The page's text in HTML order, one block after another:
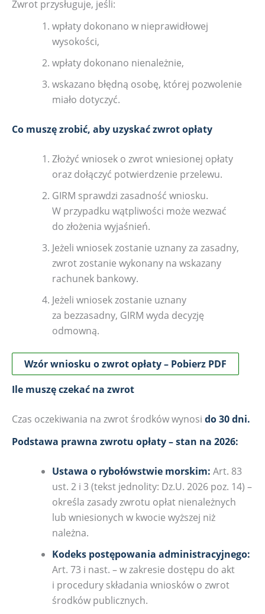
Zwrot przysługuje, jeśli:
wpłaty dokonano w nieprawidłowej
wysokości,
wpłaty dokonano nienależnie,
wskazano błędną osobę, której pozwolenie
miało dotyczyć.
Co muszę zrobić, aby uzyskać zwrot opłaty
Złożyć wniosek o zwrot wniesionej opłaty
oraz dołączyć potwierdzenie przelewu.
GIRM sprawdzi zasadność wniosku.
W przypadku wątpliwości może wezwać
do złożenia wyjaśnień.
Jeżeli wniosek zostanie uznany za zasadny,
zwrot zostanie wykonany na wskazany
rachunek bankowy.
Jeżeli wniosek zostanie uznany
za bezzasadny, GIRM wyda decyzję
odmowną.
Wzór wniosku o zwrot opłaty – Pobierz PDF
Ile muszę czekać na zwrot
Czas oczekiwania na zwrot środków wynosi do 30 dni.
Podstawa prawna zwrotu opłaty – stan na 2026:
Ustawa o rybołówstwie morskim: Art. 83
ust. 2 i 3 (tekst jednolity: Dz.U. 2026 poz. 14) –
określa zasady zwrotu opłat nienależnych
lub wniesionych w kwocie wyższej niż
należna.
Kodeks postępowania administracyjnego:
Art. 73 i nast. – w zakresie dostępu do akt
i procedury składania wniosków o zwrot
środków publicznych.